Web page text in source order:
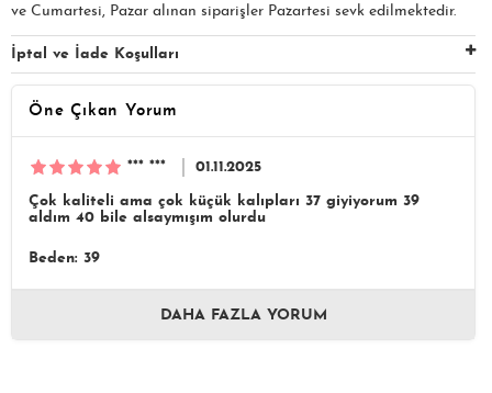
ve Cumartesi, Pazar alınan siparişler Pazartesi sevk edilmektedir.
İptal ve İade Koşulları
Öne Çıkan Yorum
*** *** 01.11.2025
Çok kaliteli ama çok küçük kalıpları 37 giyiyorum 39
aldım 40 bile alsaymışım olurdu
Beden: 39
DAHA FAZLA YORUM